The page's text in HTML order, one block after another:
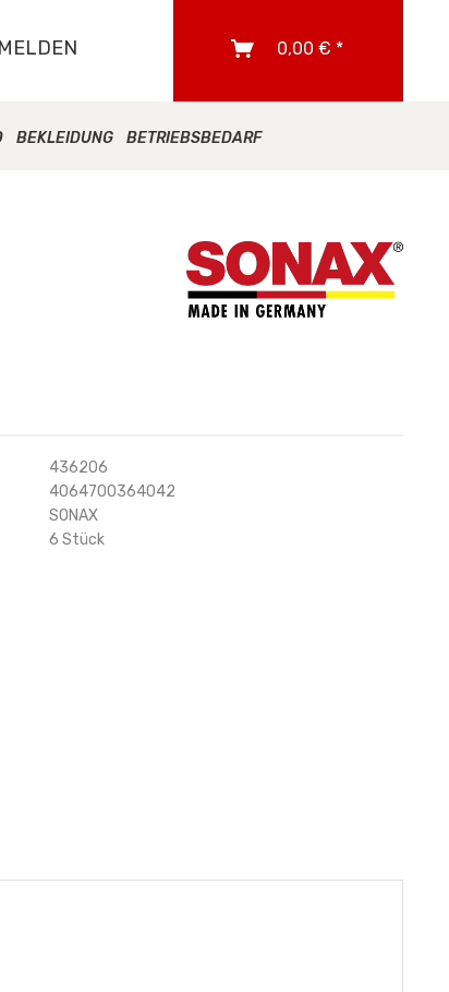
0,00 € *
BEKLEIDUNG BETRIEBSBEDARF
436206
4064700364042
SONAX
6 Stück